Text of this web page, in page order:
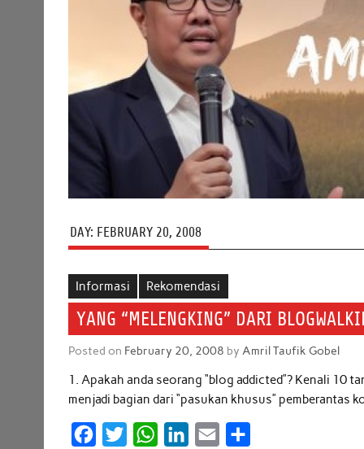
DAY: FEBRUARY 20, 2008
Informasi Rekomendasi
YANG “MELENGKING” DARI
Posted on February 20, 2008 by Amril Taufik Gobel
1. Apakah anda seorang “blog addicted”? Kenali 10
menjadi bagian dari “pasukan khusus” pemberantas
W